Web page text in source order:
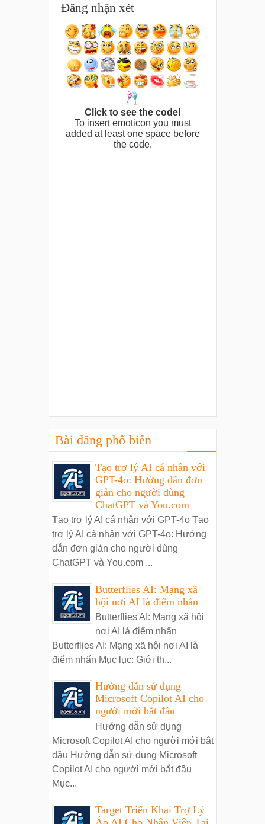
Đăng nhận xét
Click to see the code!
To insert emoticon you must
added at least one space before
the code.
Bài đăng phổ biến
Tạo trợ lý AI cá nhân với
GPT-4o: Hướng dẫn đơn
giản cho người dùng
ChatGPT và You.com
Tạo trợ lý AI cá nhân với GPT-4o Tạo
trợ lý AI cá nhân với GPT-4o: Hướng
dẫn đơn giản cho người dùng
ChatGPT và You.com ...
Butterflies AI: Mạng xã
hội nơi AI là điểm nhấn
Butterflies AI: Mạng xã hội
nơi AI là điểm nhấn
Butterflies AI: Mạng xã hội nơi AI là
điểm nhấn Mục lục: Giới th...
Hướng dẫn sử dụng
Microsoft Copilot AI cho
người mới bắt đầu
Hướng dẫn sử dụng
Microsoft Copilot AI cho người mới bắt
đầu Hướng dẫn sử dụng Microsoft
Copilot AI cho người mới bắt đầu
Mục...
Target Triển Khai Trợ Lý